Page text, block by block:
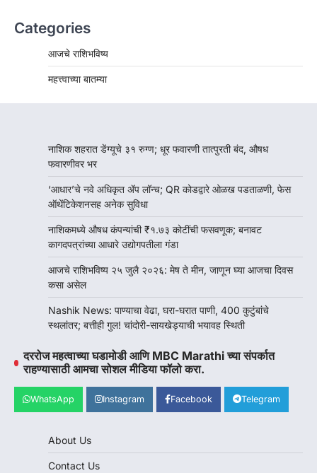
Categories
आजचे राशिभविष्य
महत्त्वाच्या बातम्या
नाशिक शहरात डेंग्यूचे ३१ रुग्ण; धूर फवारणी तात्पुरती बंद, औषध
फवारणीवर भर
‘आधार’चे नवे अधिकृत ॲप लॉन्च; QR कोडद्वारे ओळख पडताळणी, फेस
ऑथेंटिकेशनसह अनेक सुविधा
नाशिकमध्ये औषध कंपन्यांची ₹१.७३ कोटींची फसवणूक; बनावट
कागदपत्रांच्या आधारे उद्योगपतीला गंडा
आजचे राशिभविष्य २५ जुलै २०२६: मेष ते मीन, जाणून घ्या आजचा दिवस
कसा असेल
Nashik News: पाण्याचा वेढा, घरा-घरात पाणी, 400 कुटुंबांचे
स्थलांतर; बत्तीही गुल! चांदोरी-सायखेड्याची भयावह स्थिती
दररोज महत्वाच्या घडामोडी आणि MBC Marathi च्या संपर्कात
राहण्यासाठी आमचा सोशल मीडिया फॉलो करा.
WhatsApp Instagram Facebook Telegram
About Us
Contact Us